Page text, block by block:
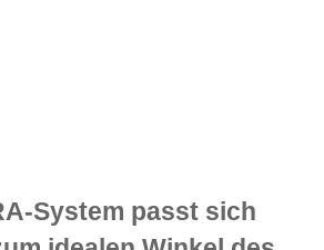
System passt sich